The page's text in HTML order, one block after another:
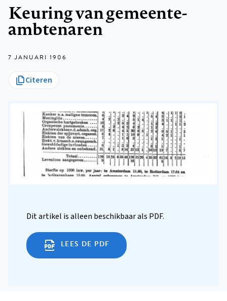
Keuring van gemeente-
ambtenaren
7 JANUARI 1906
Citeren
Dit artikel is alleen beschikbaar als PDF.
LEES DE PDF